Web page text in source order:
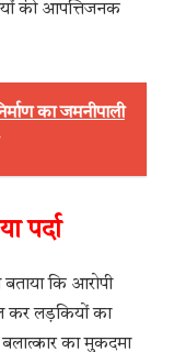
की आपत्तिजनक
का जमनीपाली
पर्दा
कि आरोपी
कर लड़कियों का
का मुकदमा